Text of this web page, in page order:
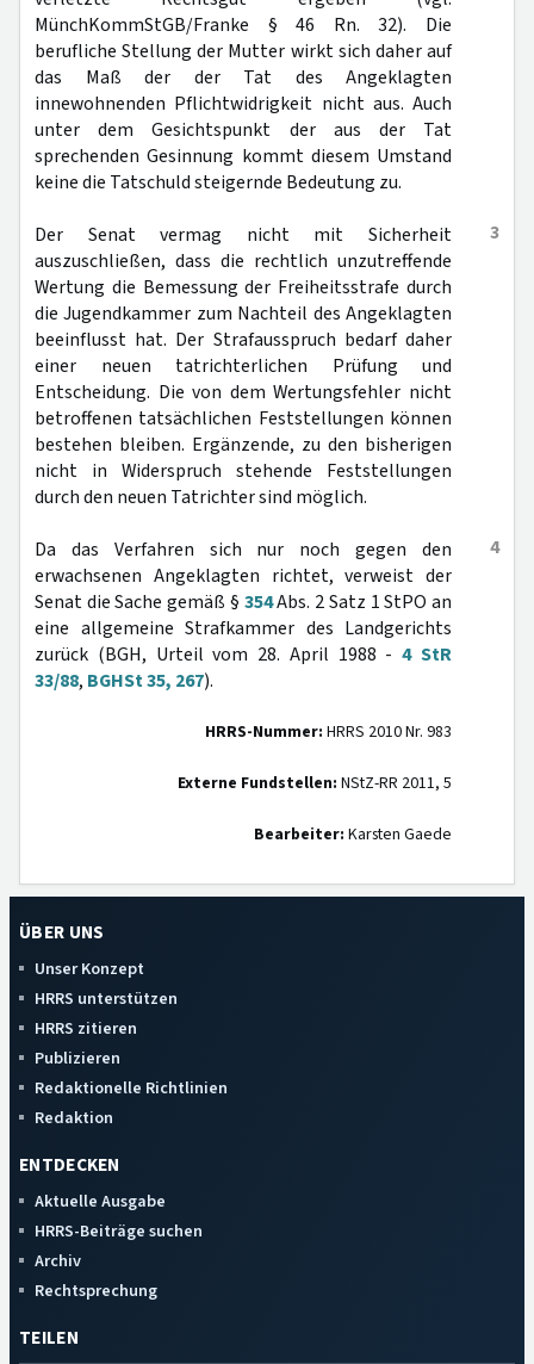
MünchKommStGB/Franke § 46 Rn. 32). Die
berufliche Stellung der Mutter wirkt sich daher auf
das Maß der der Tat des Angeklagten
innewohnenden Pflichtwidrigkeit nicht aus. Auch
unter dem Gesichtspunkt der aus der Tat
sprechenden Gesinnung kommt diesem Umstand
keine die Tatschuld steigernde Bedeutung zu.
3
Der Senat vermag nicht mit Sicherheit
auszuschließen, dass die rechtlich unzutreffende
Wertung die Bemessung der Freiheitsstrafe durch
die Jugendkammer zum Nachteil des Angeklagten
beeinflusst hat. Der Strafausspruch bedarf daher
einer neuen tatrichterlichen Prüfung und
Entscheidung. Die von dem Wertungsfehler nicht
betroffenen tatsächlichen Feststellungen können
bestehen bleiben. Ergänzende, zu den bisherigen
nicht in Widerspruch stehende Feststellungen
durch den neuen Tatrichter sind möglich.
4
Da das Verfahren sich nur noch gegen den
erwachsenen Angeklagten richtet, verweist der
Senat die Sache gemäß § 354Abs. 2 Satz 1 StPO an
eine allgemeine Strafkammer des Landgerichts
zurück (BGH, Urteil vom 28. April 1988 -4 StR
33/88, BGHSt 35, 267).
HRRS-Nummer: HRRS 2010 Nr. 983
Externe Fundstellen: NStZ-RR 2011, 5
Bearbeiter: Karsten Gaede
ÜBER UNS
Unser Konzept
HRRS unterstützen
HRRS zitieren
Publizieren
Redaktionelle Richtlinien
Redaktion
ENTDECKEN
Aktuelle Ausgabe
HRRS-Beiträge suchen
Archiv
Rechtsprechung
TEILEN